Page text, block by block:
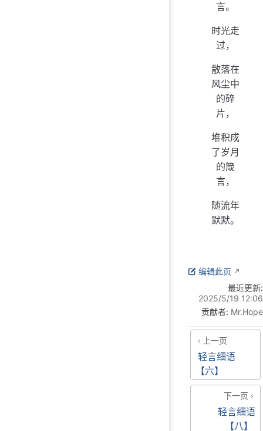
言。
时光走
过，
散落在
风尘中
的碎
片，
堆积成
了岁月
的箴
言，
随流年
默默。
编辑此页
最近更新:
2025/5/19 12:06
贡献者: Mr.Hope
上一页
轻言细语
【六】
下一页
轻言细语
【八】